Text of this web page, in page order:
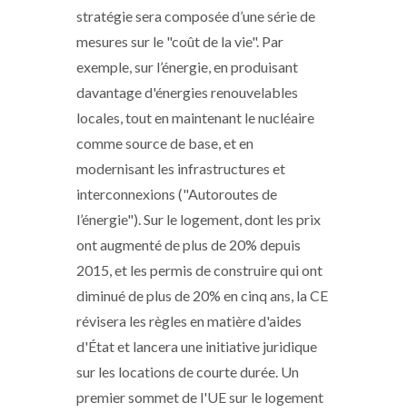
stratégie sera composée d’une série de
mesures sur le "coût de la vie". Par
exemple, sur l’énergie, en produisant
davantage d'énergies renouvelables
locales, tout en maintenant le nucléaire
comme source de base, et en
modernisant les infrastructures et
interconnexions ("Autoroutes de
l’énergie"). Sur le logement, dont les prix
ont augmenté de plus de 20% depuis
2015, et les permis de construire qui ont
diminué de plus de 20% en cinq ans, la CE
révisera les règles en matière d'aides
d'État et lancera une initiative juridique
sur les locations de courte durée. Un
premier sommet de l'UE sur le logement